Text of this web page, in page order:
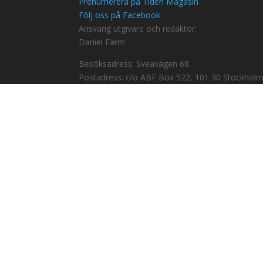
Följ oss på Facebook
Ansvarig utgivare och redaktör:
Daniel Färm
Besöksadress: Sveavägen 68
Postadress: c/o ABF Box 522, 101 30